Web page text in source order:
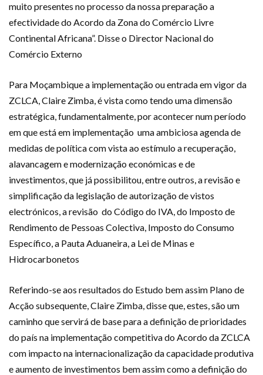
muito presentes no processo da nossa preparação a
efectividade do Acordo da Zona do Comércio Livre
Continental Africana”. Disse o Director Nacional do
Comércio Externo
Para Moçambique a implementação ou entrada em vigor da
ZCLCA, Claire Zimba, é vista como tendo uma dimensão
estratégica, fundamentalmente, por acontecer num período
em que está em implementação uma ambiciosa agenda de
medidas de política com vista ao estímulo a recuperação,
alavancagem e modernização económicas e de
investimentos, que já possibilitou, entre outros, a revisão e
simplificação da legislação de autorização de vistos
electrónicos, a revisão do Código do IVA, do Imposto de
Rendimento de Pessoas Colectiva, Imposto do Consumo
Específico, a Pauta Aduaneira, a Lei de Minas e
Hidrocarbonetos
Referindo-se aos resultados do Estudo bem assim Plano de
Acção subsequente, Claire Zimba, disse que, estes, são um
caminho que servirá de base para a definição de prioridades
do país na implementação competitiva do Acordo da ZCLCA
com impacto na internacionalização da capacidade produtiva
e aumento de investimentos bem assim como a definição do